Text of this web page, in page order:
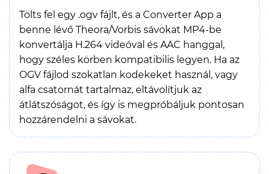
Tölts fel egy .ogv fájlt, és a Converter App a
benne lévő Theora/Vorbis sávokat MP4-be
konvertálja H.264 videóval és AAC hanggal,
hogy széles körben kompatibilis legyen. Ha az
OGV fájlod szokatlan kodekeket használ, vagy
alfa csatornát tartalmaz, eltávolítjuk az
átlátszóságot, és így is megpróbáljuk pontosan
hozzárendelni a sávokat.